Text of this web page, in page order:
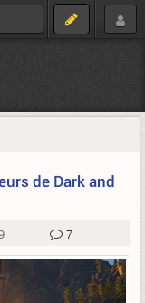
de Dark and
7